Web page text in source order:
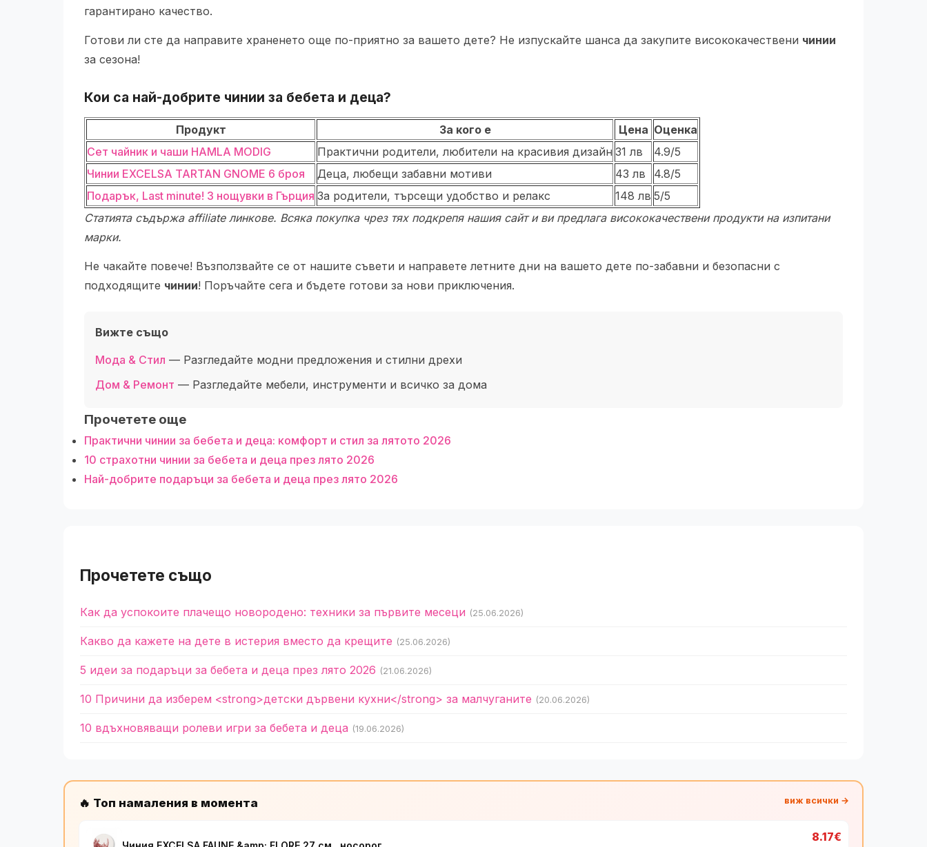
гарантирано качество.
Готови ли сте да направите храненето още по-приятно за вашето дете? Не изпускайте шанса да закупите висококачествени чинии
за сезона!
Кои са най-добрите чинии за бебета и деца?
Продукт За кого е Цена Оценка
Сет чайник и чаши HAMLA MODIG
Практични родители, любители на красивия дизайн 31 лв
4.9/5
Чинии EXCELSA TARTAN GNOME 6 броя
Деца, любещи забавни мотиви 43 лв
4.8/5
Подарък, Last minute! 3 нощувки в Гърция За родители, търсещи удобство и релакс 148 лв 5/5
Статията съдържа affiliate линкове. Всяка покупка чрез тях подкрепя нашия сайт и ви предлага висококачествени продукти на изпитани
марки.
Не чакайте повече! Възползвайте се от нашите съвети и направете летните дни на вашето дете по-забавни и безопасни с
подходящите чинии! Поръчайте сега и бъдете готови за нови приключения.
Вижте също
Мода & Стил — Разгледайте модни предложения и стилни дрехи
Дом & Ремонт — Разгледайте мебели, инструменти и всичко за дома
Прочетете още
Практични чинии за бебета и деца: комфорт и стил за лятото 2026
10 страхотни чинии за бебета и деца през лято 2026
Най-добрите подаръци за бебета и деца през лято 2026
Прочетете също
Как да успокоите плачещо новородено: техники за първите месеци (25.06.2026)
Какво да кажете на дете в истерия вместо да крещите (25.06.2026)
5 идеи за подаръци за бебета и деца през лято 2026 (21.06.2026)
10 Причини да изберем <strong>детски дървени кухни</strong> за малчуганите (20.06.2026)
10 вдъхновяващи ролеви игри за бебета и деца (19.06.2026)
🔥 Топ намаления в момента виж всички →
8.17€